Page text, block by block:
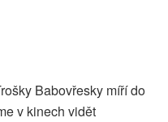
Babovřesky míří do
v kinech vidět